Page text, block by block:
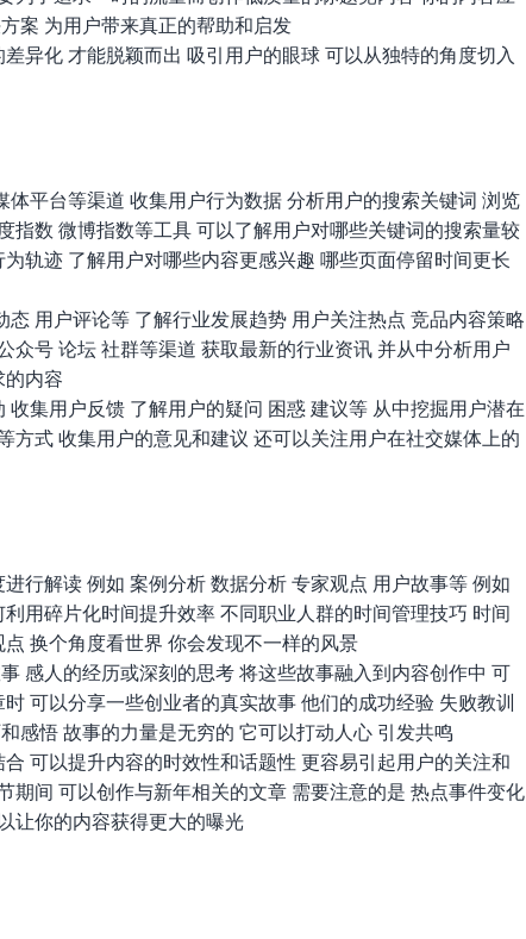
案 为用户带来真正的帮助和启发
异化 才能脱颖而出 吸引用户的眼球 可以从独特的角度切入
平台等渠道 收集用户行为数据 分析用户的搜索关键词 浏览
数 微博指数等工具 可以了解用户对哪些关键词的搜索量较
轨迹 了解用户对哪些内容更感兴趣 哪些页面停留时间更长
用户评论等 了解行业发展趋势 用户关注热点 竞品内容策略
号 论坛 社群等渠道 获取最新的行业资讯 并从中分析用户
内容
集用户反馈 了解用户的疑问 困惑 建议等 从中挖掘用户潜在
式 收集用户的意见和建议 还可以关注用户在社交媒体上的
行解读 例如 案例分析 数据分析 专家观点 用户故事等 例如
用碎片化时间提升效率 不同职业人群的时间管理技巧 时间
换个角度看世界 你会发现不一样的风景
感人的经历或深刻的思考 将这些故事融入到内容创作中 可
可以分享一些创业者的真实故事 他们的成功经验 失败教训
感悟 故事的力量是无穷的 它可以打动人心 引发共鸣
可以提升内容的时效性和话题性 更容易引起用户的关注和
间 可以创作与新年相关的文章 需要注意的是 热点事件变化
让你的内容获得更大的曝光